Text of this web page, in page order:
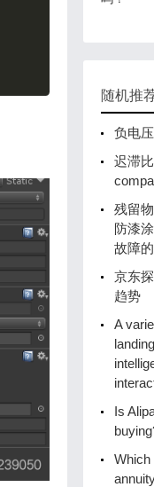
随机推
负电
迟滞
残留
防漆
故障
京东
趋势
A
Is
Which